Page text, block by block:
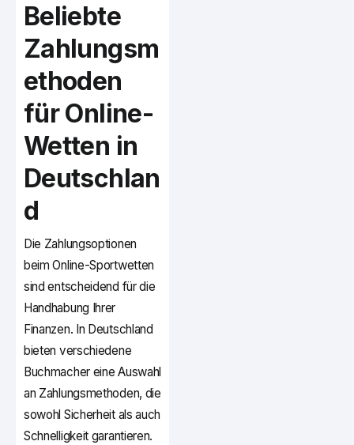
Beliebte
Zahlungsm
ethoden
für Online-
Wetten in
Deutschlan
d
Die Zahlungsoptionen
beim Online-Sportwetten
sind entscheidend für die
Handhabung Ihrer
Finanzen. In Deutschland
bieten verschiedene
Buchmacher eine Auswahl
an Zahlungsmethoden, die
sowohl Sicherheit als auch
Schnelligkeit garantieren.